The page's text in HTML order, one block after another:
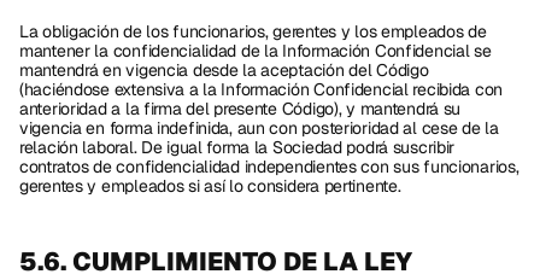
La obligación de los funcionarios, gerentes y los empleados de
mantener la confidencialidad de la Información Confidencial se
mantendrá en vigencia desde la aceptación del Código
(haciéndose extensiva a la Información Confidencial recibida con
anterioridad a la firma del presente Código), y mantendrá su
vigencia en forma indefinida, aun con posterioridad al cese de la
relación laboral. De igual forma la Sociedad podrá suscribir
contratos de confidencialidad independientes con sus funcionarios,
gerentes y empleados si así lo considera pertinente.
5.6. CUMPLIMIENTO DE LA LEY